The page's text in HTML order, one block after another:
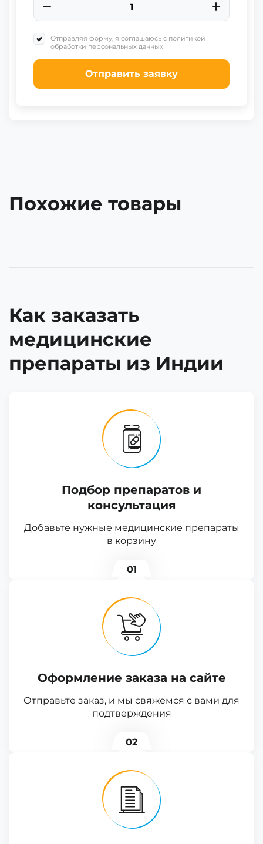
Отправляя форму, я соглашаюсь с политикой
обработки персональных данных
Отправить заявку
Похожие товары
Как заказать
медицинские
препараты из Индии
Подбор препаратов и
консультация
Добавьте нужные медицинские препараты
в корзину
01
Оформление заказа на сайте
Отправьте заказ, и мы свяжемся с вами для
подтверждения
02